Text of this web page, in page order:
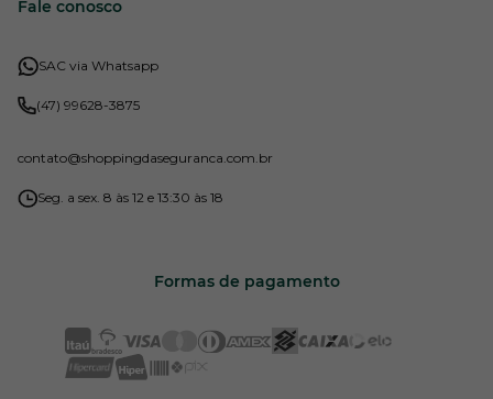
Fale conosco
SAC via Whatsapp
(47) 99628-3875
contato@shoppingdaseguranca.com.br
Seg. a sex. 8 às 12 e 13:30 às 18
Formas de pagamento